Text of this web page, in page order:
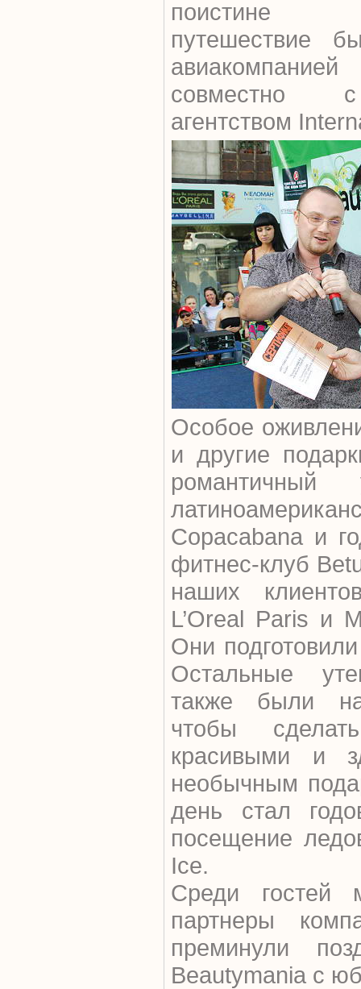
поистине
путешествие
совместно с
агентством
Особое
и другие
Copacabana и
фитнес-клуб
наших
L’Oreal Paris и
Они
Остальные
также были
чтобы
красивыми и
необычным
день стал
посещение
Ice.
Среди гостей
партнеры
преминули
Beautymania с